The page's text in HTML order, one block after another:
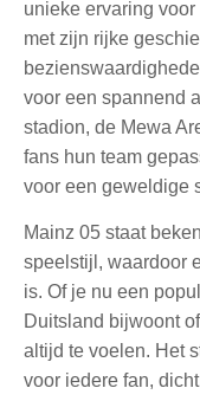
unieke ervaring
met zijn rijke
voor een spannend
stadion, de Mewa
fans hun team
voor een geweldige
Mainz 05 staat
speelstijl, waardoor
is. Of je nu een
Duitsland bijwoont
altijd te voelen. Het
voor iedere fan,